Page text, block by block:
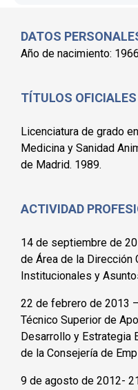
DATOS
Año de nacimiento: 1966
TÍTULOS OFICIALES
Licenciatura de grado
Medicina y Sanidad
de Madrid. 1989.
ACTIVIDAD
14 de septiembre de
de Área de la Dirección
Institucionales y
22 de febrero de 2013
Técnico Superior de
Desarrollo y Estrategia
de la Consejería de
9 de agosto de 2012-